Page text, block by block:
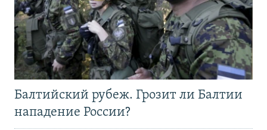
Балтийский рубеж. Грозит ли Балтии
нападение России?